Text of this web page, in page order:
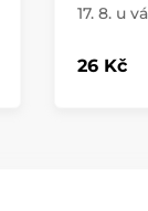
17. 8. u
26 Kč